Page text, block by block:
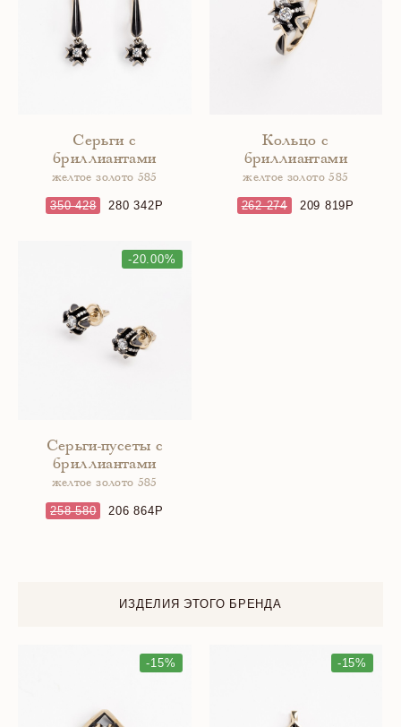
Серьги с
бриллиантами
желтое золото 585
350 428 280 342
Кольцо с
бриллиантами
желтое золото 585
262 274 209 819
-20.00%
Серьги-пусеты с
бриллиантами
желтое золото 585
258 580 206 864
ИЗДЕЛИЯ ЭТОГО БРЕНДА
-15% -15%